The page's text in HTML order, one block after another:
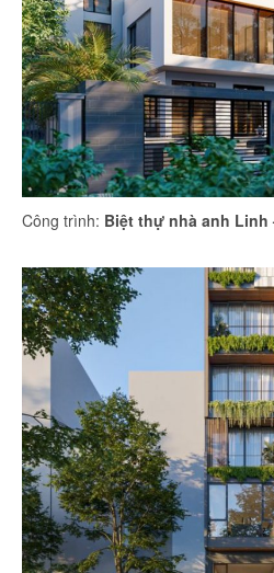
Công trình: Biệt thự nhà anh Linh